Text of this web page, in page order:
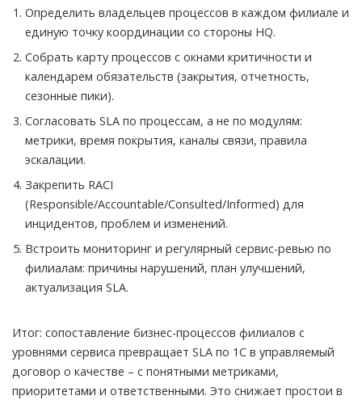
Определить владельцев процессов в каждом филиале и
единую точку координации со стороны HQ.
Собрать карту процессов с окнами критичности и
календарем обязательств (закрытия, отчетность,
сезонные пики).
Согласовать SLA по процессам, а не по модулям:
метрики, время покрытия, каналы связи, правила
эскалации.
Закрепить RACI
(Responsible/Accountable/Consulted/Informed) для
инцидентов, проблем и изменений.
Встроить мониторинг и регулярный сервис-ревью по
филиалам: причины нарушений, план улучшений,
актуализация SLA.
Итог: сопоставление бизнес-процессов филиалов с
уровнями сервиса превращает SLA по 1С в управляемый
договор о качестве – с понятными метриками,
приоритетами и ответственными. Это снижает простои в